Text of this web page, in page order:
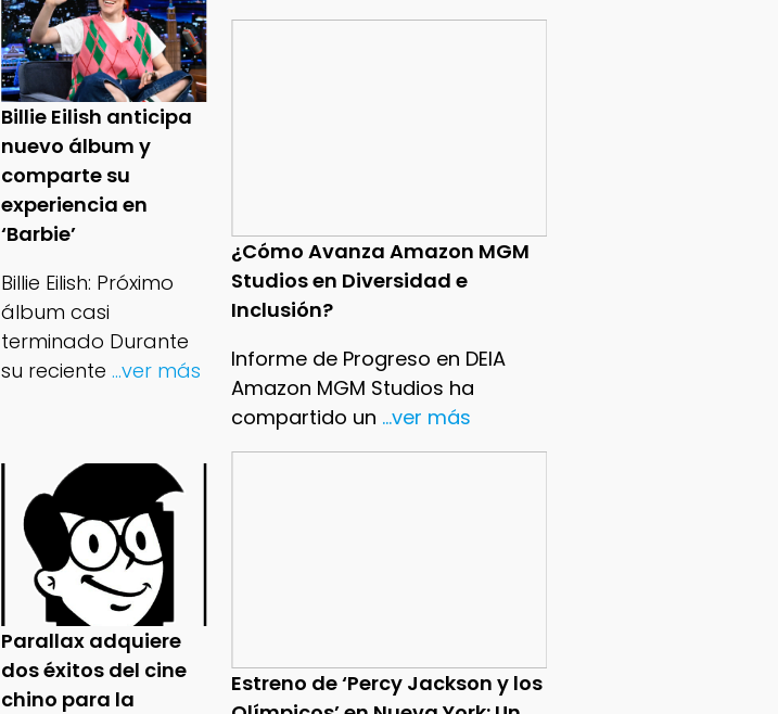
¿Cómo Avanza Amazon MGM
Studios en Diversidad e
Inclusión?
Informe de Progreso en DEIA
Amazon MGM Studios ha
compartido un ...ver más
Estreno de ‘Percy Jackson y los
Billie Eilish anticipa
nuevo álbum y
comparte su
experiencia en
‘Barbie’
Billie Eilish: Próximo
álbum casi
terminado Durante
su reciente...ver más
Parallax adquiere
dos éxitos del cine
chino para la